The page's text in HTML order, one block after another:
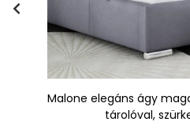
Malone elegáns ágy
tárolóval,